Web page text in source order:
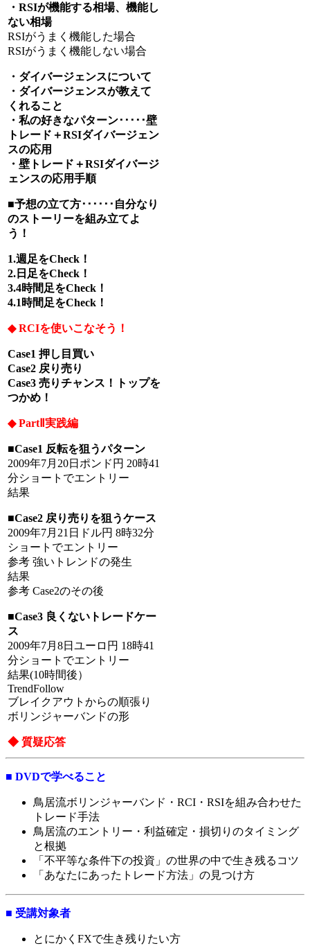
・RSIが機能する相場、機能し
ない相場
RSIがうまく機能した場合
RSIがうまく機能しない場合
・ダイバージェンスについて
・ダイバージェンスが教えて
くれること
・私の好きなパターン･････壁
トレード＋RSIダイバージェン
スの応用
・壁トレード＋RSIダイバージ
ェンスの応用手順
■予想の立て方･･････自分なり
のストーリーを組み立てよ
う！
1.週足をCheck！
2.日足をCheck！
3.4時間足をCheck！
4.1時間足をCheck！
◆ RCIを使いこなそう！
Case1 押し目買い
Case2 戻り売り
Case3 売りチャンス！トップを
つかめ！
◆ PartⅡ実践編
■Case1 反転を狙うパターン
2009年7月20日ポンド円 20時41
分ショートでエントリー
結果
■Case2 戻り売りを狙うケース
2009年7月21日ドル円 8時32分
ショートでエントリー
参考 強いトレンドの発生
結果
参考 Case2のその後
■Case3 良くないトレードケー
ス
2009年7月8日ユーロ円 18時41
分ショートでエントリー
結果(10時間後）
TrendFollow
ブレイクアウトからの順張り
ボリンジャーバンドの形
◆ 質疑応答
■ DVDで学べること
鳥居流ボリンジャーバンド・RCI・RSIを組み合わせた
トレード手法
鳥居流のエントリー・利益確定・損切りのタイミング
と根拠
「不平等な条件下の投資」の世界の中で生き残るコツ
「あなたにあったトレード方法」の見つけ方
■ 受講対象者
とにかくFXで生き残りたい方